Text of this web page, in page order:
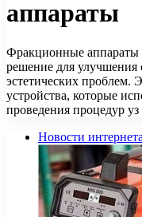
аппараты
Фракционные
решение для улучшения
эстетических проблем.
устройства, которые
проведения процедур
Новости интернета